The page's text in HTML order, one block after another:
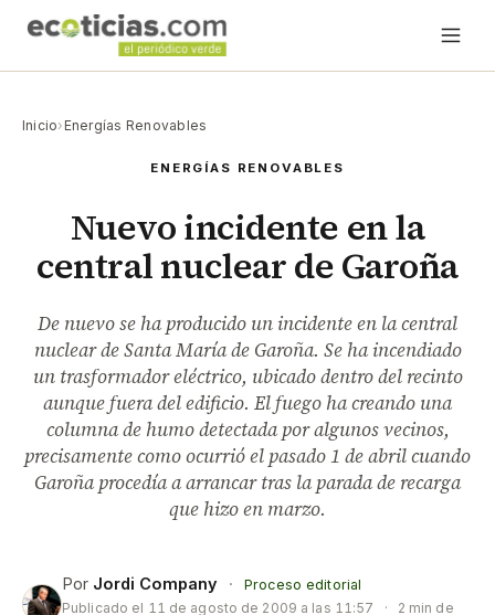
Inicio› Energías Renovables
ENERGÍAS RENOVABLES
Nuevo incidente en la
central nuclear de Garoña
De nuevo se ha producido un incidente en la central
nuclear de Santa María de Garoña. Se ha incendiado
un trasformador eléctrico, ubicado dentro del recinto
aunque fuera del edificio. El fuego ha creando una
columna de humo detectada por algunos vecinos,
precisamente como ocurrió el pasado 1 de abril cuando
Garoña procedía a arrancar tras la parada de recarga
que hizo en marzo.
Por Jordi Company ·
Proceso editorial
Publicado el 11 de agosto de 2009 a las 11:57 ·
2 min de